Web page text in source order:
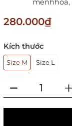
menhhoa,
280.000₫
Kích thước
Size M Size L